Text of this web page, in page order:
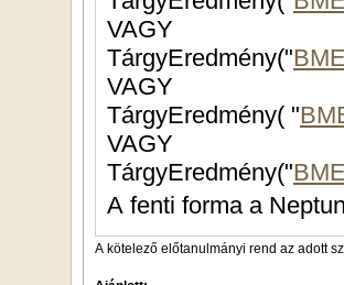
VAGY
TárgyEredmény("
VAGY
TárgyEredmény( "
VAGY
TárgyEredmény("
A fenti forma a
A kötelező előtanulmányi rend az adott